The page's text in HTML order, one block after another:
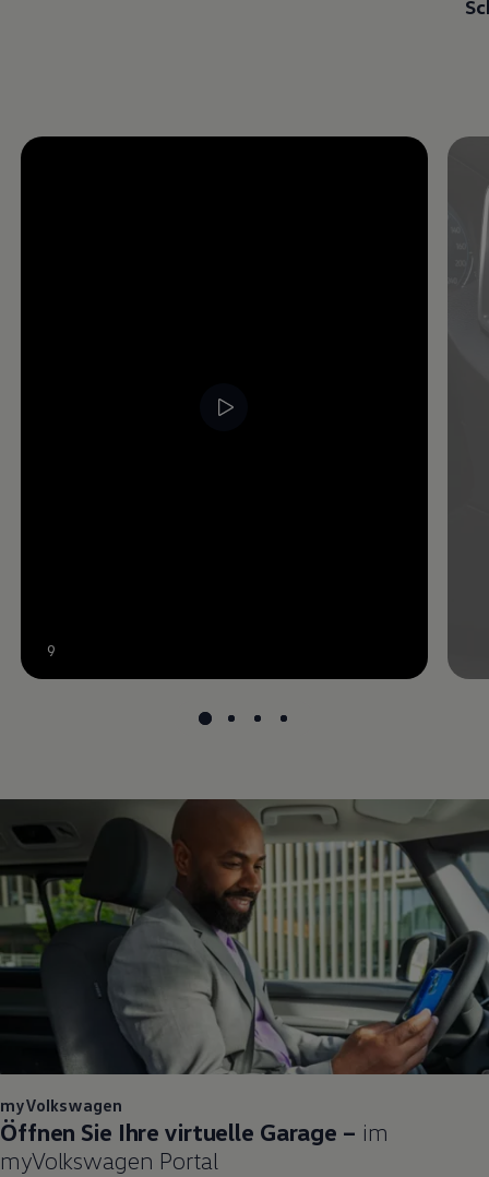
9
myVolkswagen
Öffnen Sie Ihre virtuelle Garage – im
myVolkswagen Portal